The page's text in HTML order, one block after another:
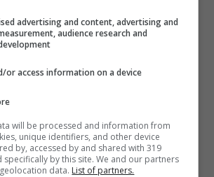
daSnowPlay, la
di proprietà dello
advertising and content, advertising and
audience research and
or access information on a device
will be processed and information from
unique identifiers, and other device
by, accessed by and shared with 319
specifically by this site. We and our partners
data. List of partners.